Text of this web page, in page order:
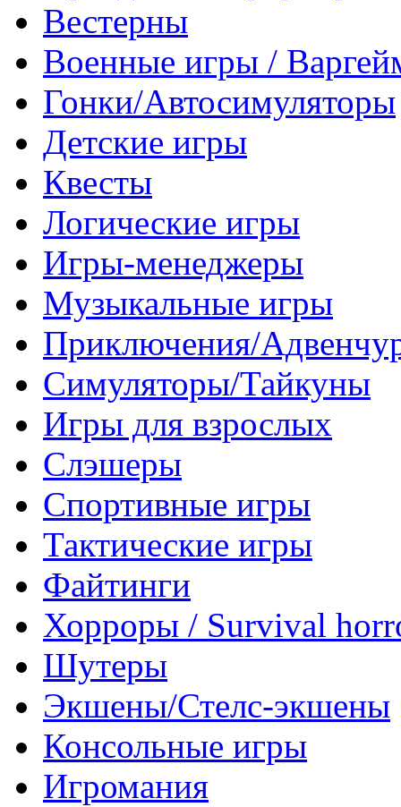
Вестерны
Военные игры /
Гонки/Автосимуляторы
Детские игры
Квесты
Логические игры
Игры-менеджеры
Музыкальные игры
Приключения/
Симуляторы/Тайкуны
Игры для взрослых
Слэшеры
Спортивные игры
Тактические игры
Файтинги
Хорроры / Survival
Шутеры
Экшены/Стелс-экшены
Консольные игры
Игромания